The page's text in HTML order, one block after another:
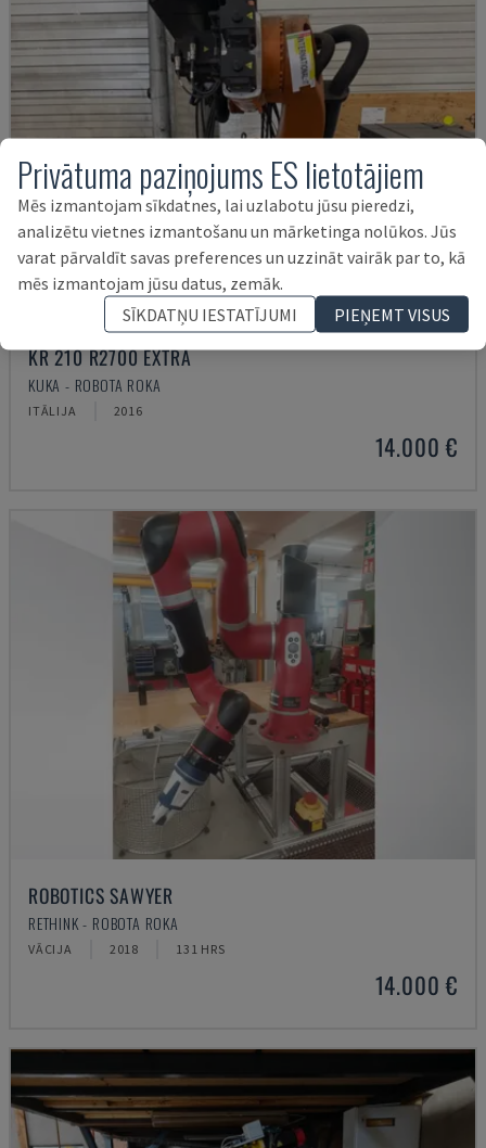
KR 210 R2700 EXTRA
KUKA - ROBOTA ROKA
ITĀLIJA 2016
14.000 €
ROBOTICS SAWYER
RETHINK - ROBOTA ROKA
VĀCIJA 2018 131 HRS
14.000 €
Privātuma paziņojums ES lietotājiem
Mēs izmantojam sīkdatnes, lai uzlabotu jūsu pieredzi,
analizētu vietnes izmantošanu un mārketinga nolūkos. Jūs
varat pārvaldīt savas preferences un uzzināt vairāk par to, kā
mēs izmantojam jūsu datus, zemāk.
SĪKDATŅU IESTATĪJUMI
PIEŅEMT VISUS